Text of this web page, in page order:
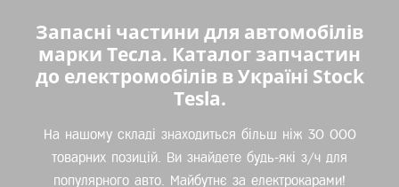
Запасні частини для автомобілів
марки Тесла. Каталог запчастин
до електромобілів в Україні Stock
Tesla.
На нашому складі знаходиться більш ніж 30 000
товарних позицій. Ви знайдете будь-які з/ч для
популярного авто. Майбутнє за електрокарами!